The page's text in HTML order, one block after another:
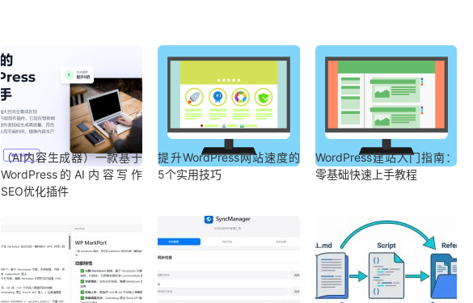
（AI内容生成器）一款基于
WordPress的AI内容写作
SEO优化插件
提升WordPress网站速度的
5个实用技巧
WordPress建站入门指南：
零基础快速上手教程